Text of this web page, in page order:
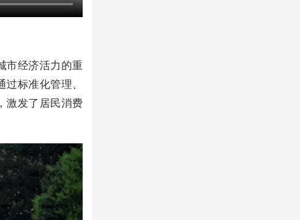
市经济活力的重
标准化管理、
激发了居民消费